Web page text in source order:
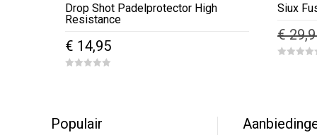
Drop Shot Padelprotector High
Resistance
€ 14,95
5
Siux
€
Populair